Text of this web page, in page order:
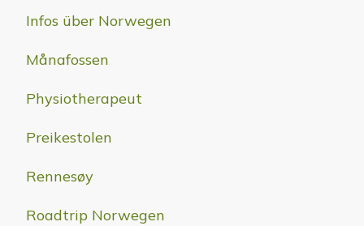
Infos über Norwegen
Månafossen
Physiotherapeut
Preikestolen
Rennesøy
Roadtrip Norwegen